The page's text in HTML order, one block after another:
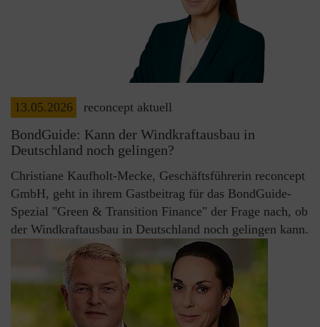
13.05.2026 reconcept aktuell
BondGuide: Kann der Windkraftausbau in
Deutschland noch gelingen?
Christiane Kaufholt-Mecke, Geschäftsführerin reconcept
GmbH, geht in ihrem Gastbeitrag für das BondGuide-
Spezial "Green & Transition Finance" der Frage nach, ob
der Windkraftausbau in Deutschland noch gelingen kann.